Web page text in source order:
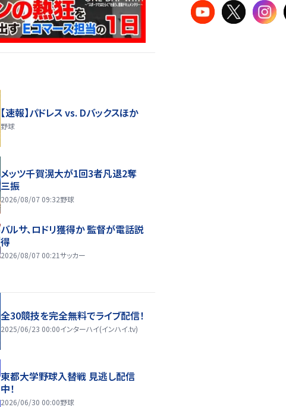
【速報】パドレス vs. Dバックスほか
野球
メッツ千賀滉大が1回3者凡退2奪
三振
2026/08/07 09:32野球
バルサ、ロドリ獲得か 監督が電話説
得
2026/08/07 00:21サッカー
全30競技を完全無料でライブ配信！
2025/06/23 00:00インターハイ(インハイ.tv)
東都大学野球入替戦 見逃し配信
中！
2026/06/30 00:00野球